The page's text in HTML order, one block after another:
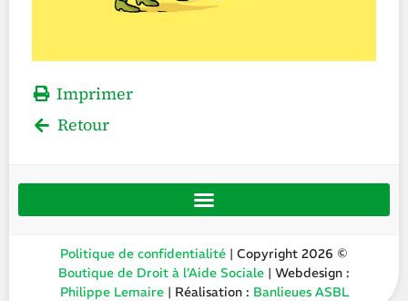
Imprimer
Retour
Politique de confidentialité | Copyright 2026 ©
Boutique de Droit à l’Aide Sociale | Webdesign :
Philippe Lemaire| Réalisation : Banlieues ASBL